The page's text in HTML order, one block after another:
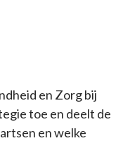
en Zorg bij
toe en deelt de
en welke